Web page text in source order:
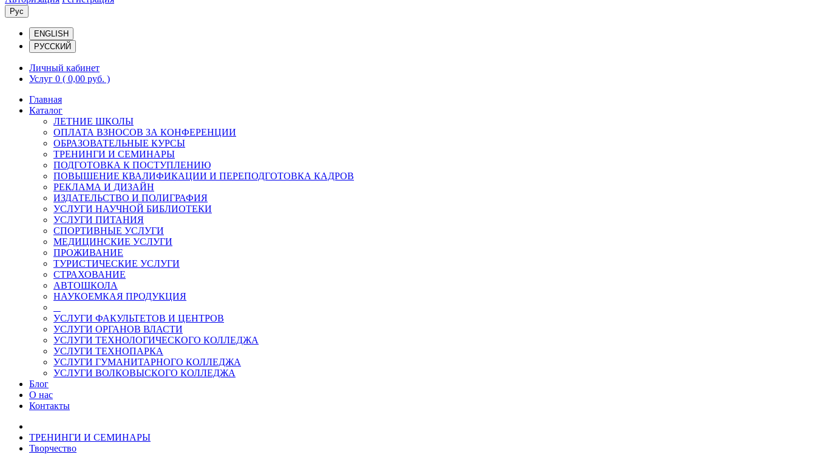
Рус
ENGLISH
РУССКИЙ
Личный кабинет
Услуг 0 ( 0,00 руб. )
Главная
Каталог
ЛЕТНИЕ ШКОЛЫ
ОПЛАТА ВЗНОСОВ ЗА КОНФЕРЕНЦИИ
ОБРАЗОВАТЕЛЬНЫЕ КУРСЫ
ТРЕНИНГИ И СЕМИНАРЫ
ПОДГОТОВКА К ПОСТУПЛЕНИЮ
ПОВЫШЕНИЕ КВАЛИФИКАЦИИ И ПЕРЕПОДГОТОВКА КАДРОВ
РЕКЛАМА И ДИЗАЙН
ИЗДАТЕЛЬСТВО И ПОЛИГРАФИЯ
УСЛУГИ НАУЧНОЙ БИБЛИОТЕКИ
УСЛУГИ ПИТАНИЯ
СПОРТИВНЫЕ УСЛУГИ
МЕДИЦИНСКИЕ УСЛУГИ
ПРОЖИВАНИЕ
ТУРИСТИЧЕСКИЕ УСЛУГИ
СТРАХОВАНИЕ
АВТОШКОЛА
НАУКОЕМКАЯ ПРОДУКЦИЯ
УСЛУГИ ФАКУЛЬТЕТОВ И ЦЕНТРОВ
УСЛУГИ ОРГАНОВ ВЛАСТИ
УСЛУГИ ТЕХНОЛОГИЧЕСКОГО КОЛЛЕДЖА
УСЛУГИ ТЕХНОПАРКА
УСЛУГИ ГУМАНИТАРНОГО КОЛЛЕДЖА
УСЛУГИ ВОЛКОВЫСКОГО КОЛЛЕДЖА
Блог
О нас
Контакты
ТРЕНИНГИ И СЕМИНАРЫ
Творчество